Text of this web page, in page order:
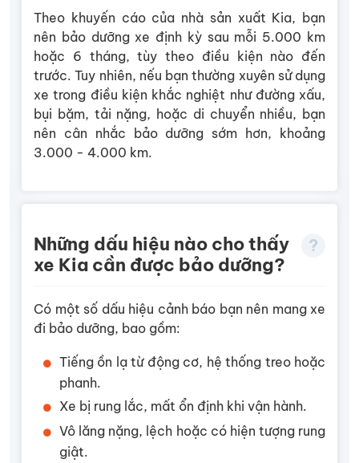
Theo khuyến cáo của nhà sản xuất Kia, bạn
nên bảo dưỡng xe định kỳ sau mỗi 5.000 km
hoặc 6 tháng, tùy theo điều kiện nào đến
trước. Tuy nhiên, nếu bạn thường xuyên sử dụng
xe trong điều kiện khắc nghiệt như đường xấu,
bụi bặm, tải nặng, hoặc di chuyển nhiều, bạn
nên cân nhắc bảo dưỡng sớm hơn, khoảng
3.000 - 4.000 km.
Những dấu hiệu nào cho thấy
xe Kia cần được bảo dưỡng?
Có một số dấu hiệu cảnh báo bạn nên mang xe
đi bảo dưỡng, bao gồm:
Tiếng ồn lạ từ động cơ, hệ thống treo hoặc
phanh.
Xe bị rung lắc, mất ổn định khi vận hành.
Vô lăng nặng, lệch hoặc có hiện tượng rung
giật.